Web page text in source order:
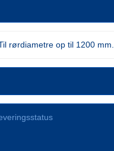
rørdiametre op til 1200 mm.